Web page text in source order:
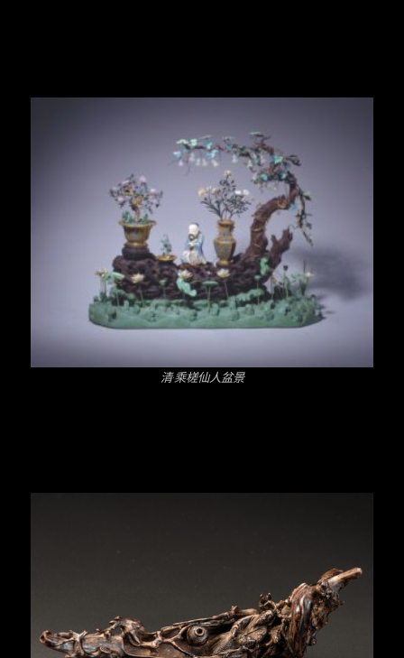
清·乘槎仙人盆景